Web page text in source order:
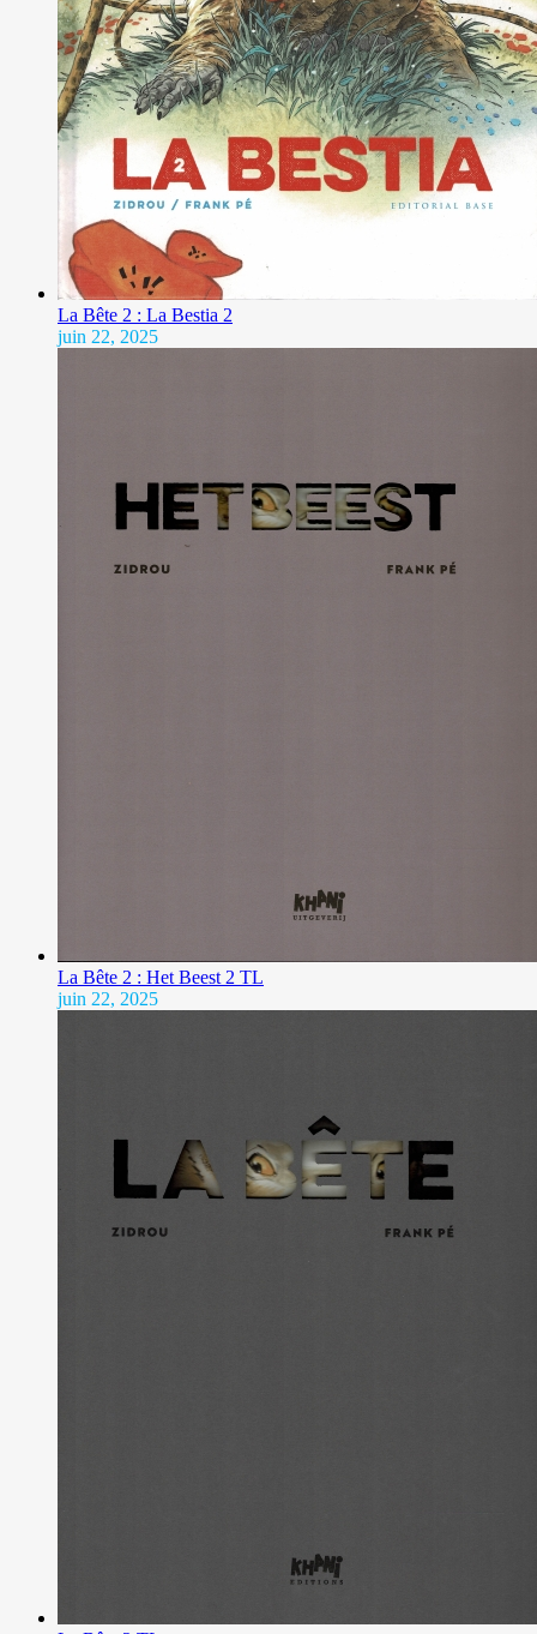
La Bête 2 : La Bestia 2
juin 22, 2025
La Bête 2 : Het Beest 2 TL
juin 22, 2025